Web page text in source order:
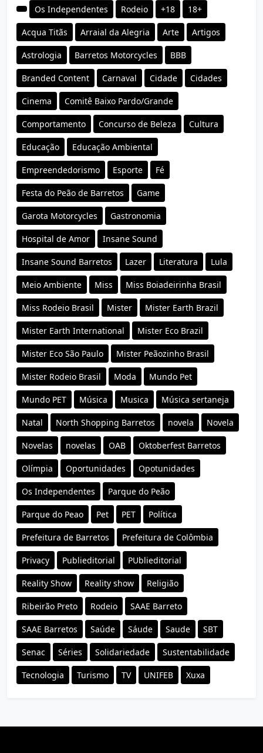
Os Independentes Rodeio +18 18+
Acqua Titãs Arraial da Alegria Arte Artigos
Astrologia Barretos Motorcycles BBB
Branded Content Carnaval Cidade Cidades
Cinema Comitê Baixo Pardo/Grande
Comportamento Concurso de Beleza Cultura
Educação Educação Ambiental
Empreendedorismo Esporte Fé
Festa do Peão de Barretos Game
Garota Motorcycles Gastronomia
Hospital de Amor Insane Sound
Insane Sound Barretos Lazer Literatura Lula
Meio Ambiente Miss Miss Boiadeirinha Brasil
Miss Rodeio Brasil Mister Mister Earth Brazil
Mister Earth International Mister Eco Brazil
Mister Eco São Paulo Mister Peãozinho Brasil
Mister Rodeio Brasil Moda Mundo Pet
Mundo PET Música Musica Música sertaneja
Natal North Shopping Barretos novela Novela
Novelas novelas OAB Oktoberfest Barretos
Olímpia Oportunidades Opotunidades
Os Independentes Parque do Peão
Parque do Peao Pet PET Política
Prefeitura de Barretos Prefeitura de Colômbia
Privacy Publieditorial PUblieditorial
Reality Show Reality show Religião
Ribeirão Preto Rodeio SAAE Barreto
SAAE Barretos Saúde Sáude Saude SBT
Senac Séries Solidariedade Sustentabilidade
Tecnologia Turismo TV UNIFEB Xuxa